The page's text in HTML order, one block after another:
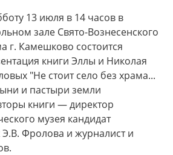
13 июля в 14 часов в
зале Свято-Вознесенского
г. Камешково состоится
книги Эллы и Николая
"Не стоит село без храма...
и пастыри земли
книги — директор
музея кандидат
Э.В. Фролова и журналист и